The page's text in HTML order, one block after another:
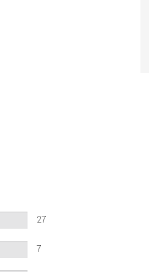
27
7